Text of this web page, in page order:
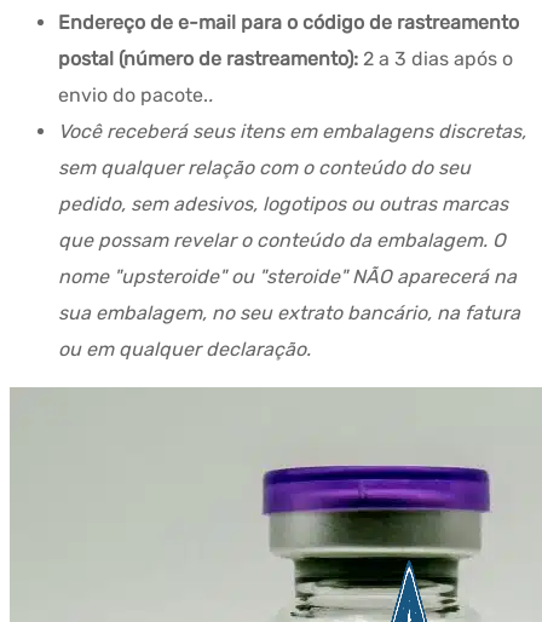
Endereço de e-mail para o código de rastreamento
postal (número de rastreamento): 2 a 3 dias após o
envio do pacote..
Você receberá seus itens em embalagens discretas,
sem qualquer relação com o conteúdo do seu
pedido, sem adesivos, logotipos ou outras marcas
que possam revelar o conteúdo da embalagem. O
nome "upsteroide" ou "steroide" NÃO aparecerá na
sua embalagem, no seu extrato bancário, na fatura
ou em qualquer declaração.